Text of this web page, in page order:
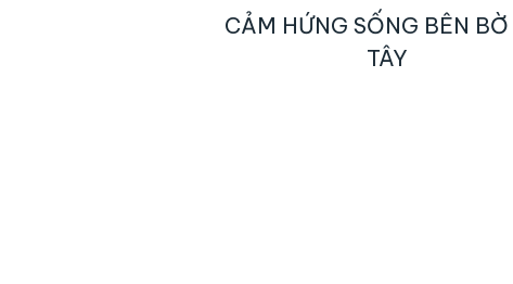
CẢM HỨNG SỐNG BÊN
TÂY